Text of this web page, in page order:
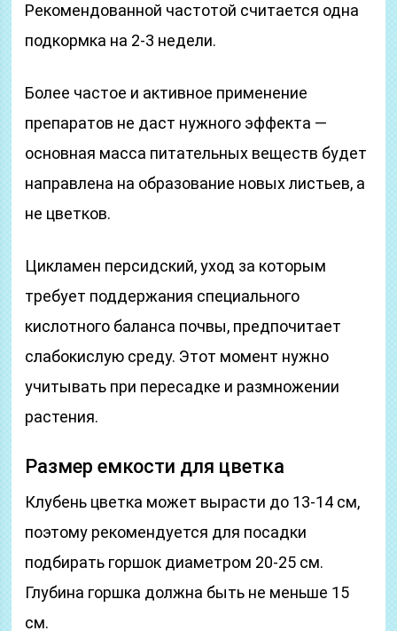
Рекомендованной частотой считается одна
подкормка на 2-3 недели.
Более частое и активное применение
препаратов не даст нужного эффекта —
основная масса питательных веществ будет
направлена на образование новых листьев, а
не цветков.
Цикламен персидский, уход за которым
требует поддержания специального
кислотного баланса почвы, предпочитает
слабокислую среду. Этот момент нужно
учитывать при пересадке и размножении
растения.
Размер емкости для цветка
Клубень цветка может вырасти до 13-14 см,
поэтому рекомендуется для посадки
подбирать горшок диаметром 20-25 см.
Глубина горшка должна быть не меньше 15
см.